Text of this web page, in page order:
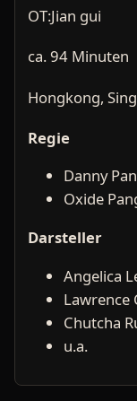
OT:Jian gui
ca. 94 Minuten
Hongkong,
Regie
Danny
Oxide
Darsteller
Angelica
Lawrence
Chutcha
u.a.